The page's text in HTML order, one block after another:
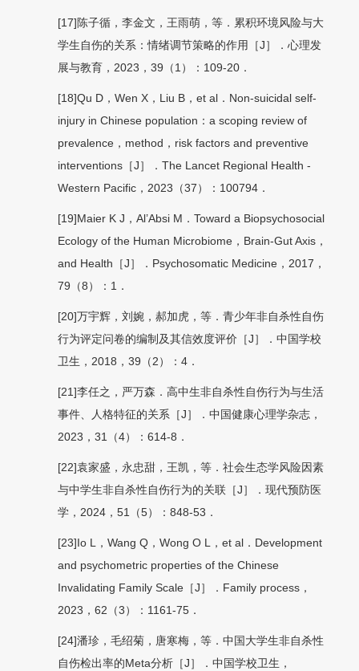
[17]陈子循，李金文，王雨萌，等．累积环境风险与大
学生自伤的关系：情绪调节策略的作用［J］．心理发
展与教育，2023，39（1）：109-20．
[18]Qu D，Wen X，Liu B，et al．Non-suicidal self-
injury in Chinese population：a scoping review of
prevalence，method，risk factors and preventive
interventions［J］．The Lancet Regional Health -
Western Pacific，2023（37）：100794．
[19]Maier K J，Al’Absi M．Toward a Biopsychosocial
Ecology of the Human Microbiome，Brain-Gut Axis，
and Health［J］．Psychosomatic Medicine，2017，
79（8）：1．
[20]万宇辉，刘婉，郝加虎，等．青少年非自杀性自伤
行为评定问卷的编制及其信效度评价［J］．中国学校
卫生，2018，39（2）：4．
[21]李任之，严万森．高中生非自杀性自伤行为与生活
事件、人格特征的关系［J］．中国健康心理学杂志，
2023，31（4）：614-8．
[22]袁家盛，永忠甜，王凯，等．社会生态学风险因素
与中学生非自杀性自伤行为的关联［J］．现代预防医
学，2024，51（5）：848-53．
[23]Io L，Wang Q，Wong O L，et al．Development
and psychometric properties of the Chinese
Invalidating Family Scale［J］．Family process，
2023，62（3）：1161-75．
[24]潘珍，毛绍菊，唐寒梅，等．中国大学生非自杀性
自伤检出率的Meta分析［J］．中国学校卫生，